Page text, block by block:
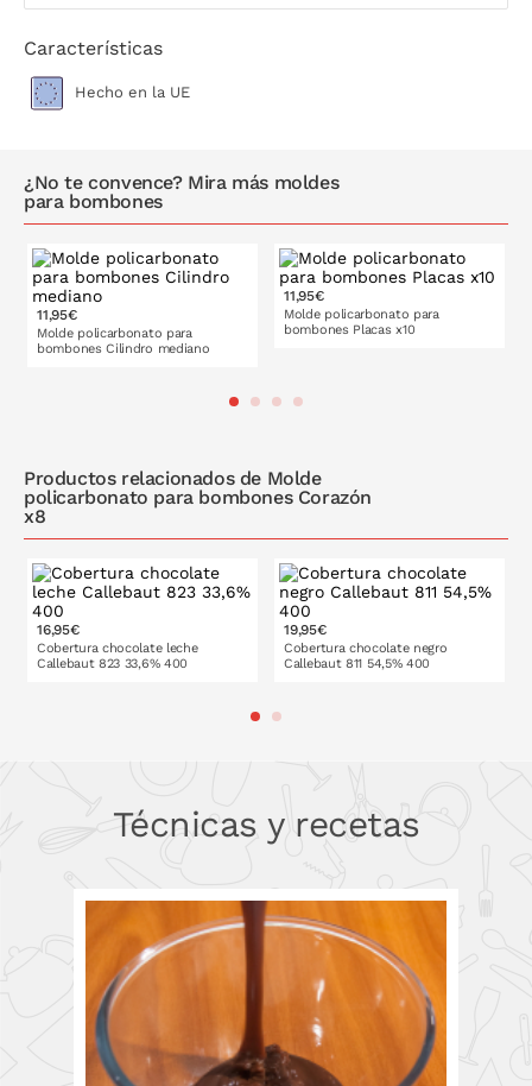
Características
Hecho en la UE
¿No te convence? Mira más moldes
para bombones
11,95€
Molde policarbonato para
bombones Cilindro mediano
11,95€
Molde policarbonato para
bombones Placas x10
Productos relacionados de Molde
policarbonato para bombones Corazón
x8
16,95€
Cobertura chocolate leche
Callebaut 823 33,6% 400
PONLO EN LA CESTA
19,95€
Cobertura chocolate negro
Callebaut 811 54,5% 400
PONLO EN LA CESTA
Técnicas y recetas